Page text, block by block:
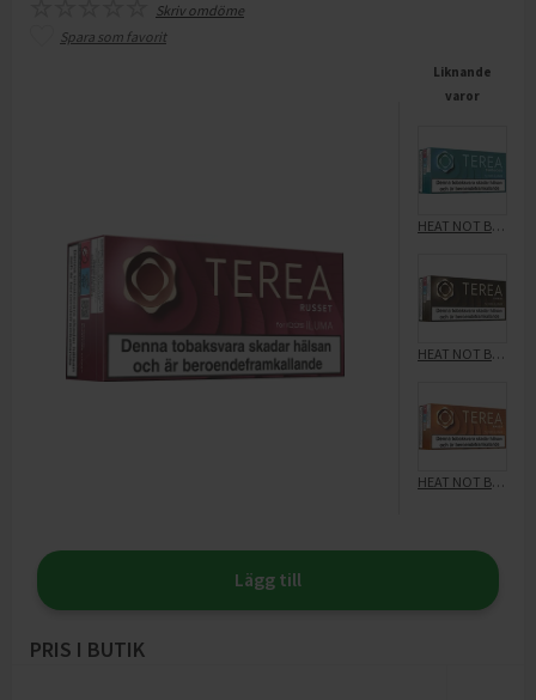
Skriv omdöme
Spara som favorit
Liknande
varor
HEAT NOT BURN
HEAT NOT BURN
HEAT NOT BURN
Lägg till
PRIS I BUTIK